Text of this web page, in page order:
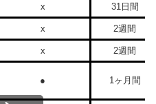
x 31日間
x 2週間
x 2週間
● 1ヶ月間